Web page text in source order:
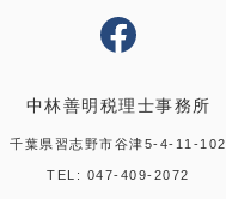
中林善明税理士事務所
千葉県習志野市谷津5-4-11-102
TEL: 047-409-2072